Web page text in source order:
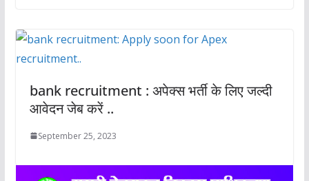
bank recruitment : अपेक्स भर्ती के लिए जल्दी
आवेदन जेब करें ..
September 25, 2023